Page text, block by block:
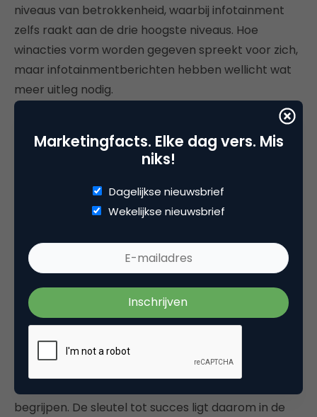
niveaus van betrokkenheid, waarbij infotainment
zelfs raakt aan de drie hoogste niveaus. Hoe
winacties vorm worden gegeven spreekt voor zich,
maar infotainmentberichten hebben wellicht wat
meer uitleg nodig.
“Een klein beetje branding kan
helpen de berichten in de juiste
context te begrijpen”
Infotainmentberichten bestaan doorgaans uit een
creatieve uiting met een subtiele hint van branding.
Die branding die niet werkte? Ja, die branding. Want
hoe kunnen mensen die opgewekte positieve
gevoelens anders verplaatsen naar een bedrijf of
merk, als ze niet weten welke onderneming achter
de content zit? En bovendien kan een klein beetje
branding helpen de berichten in de juiste context te
begrijpen. De sleutel tot succes ligt daarom in de
Marketingfacts. Elke dag vers. Mis
niks!
Dagelijkse nieuwsbrief
Wekelijkse nieuwsbrief